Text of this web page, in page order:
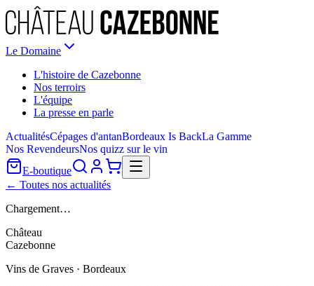
Le Domaine
L'histoire de Cazebonne
Nos terroirs
L'équipe
La presse en parle
ActualitésCépages d'antanBordeaux Is BackLa Gamme
Nos RevendeursNos quizz sur le vin
E-boutique
← Toutes nos actualités
Chargement…
Château
Cazebonne
Vins de Graves · Bordeaux